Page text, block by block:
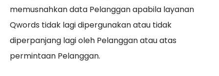
memusnahkan data Pelanggan apabila layanan
Qwords tidak lagi dipergunakan atau tidak
diperpanjang lagi oleh Pelanggan atau atas
permintaan Pelanggan.